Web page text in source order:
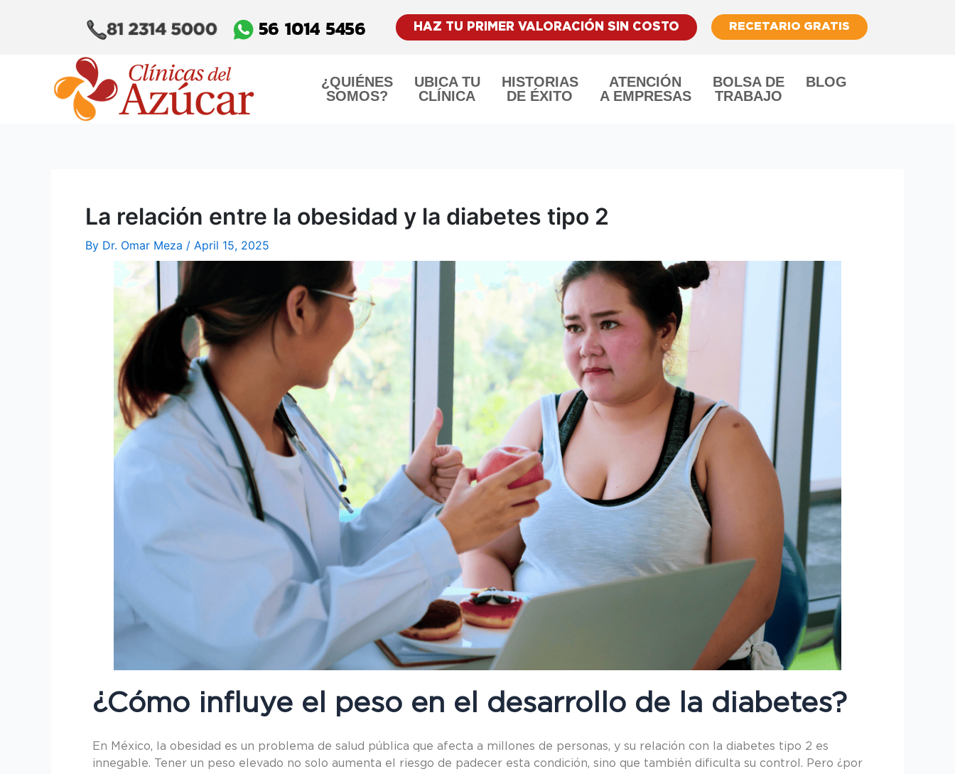
HAZ TU PRIMER VALORACIÓN SIN COSTO RECETARIO GRATIS
¿QUIÉNES
SOMOS?
UBICA TU
CLÍNICA
HISTORIAS
DE ÉXITO
ATENCIÓN
A EMPRESAS
BOLSA DE
TRABAJO
BLOG
La relación entre la obesidad y la diabetes tipo 2
By Dr. Omar Meza / April 15, 2025
¿Cómo influye el peso en el desarrollo de la diabetes?
En México, la obesidad es un problema de salud pública que afecta a millones de personas, y su relación con la diabetes tipo 2 es
innegable. Tener un peso elevado no solo aumenta el riesgo de padecer esta condición, sino que también dificulta su control. Pero ¿por
navigation